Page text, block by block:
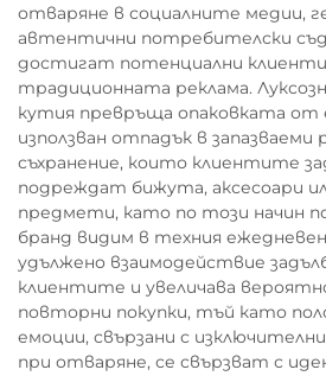
отваряне в социалните медии,
автентични потребителски
достигат потенциални
традиционната реклама.
кутия превръща опаковката от
използван отпадък в запазваеми
съхранение, които клиентите
подреждат бижута, аксесоари
предмети, като по този начин
бранд видим в техния
удължено взаимодействие
клиентите и увеличава
повторни покупки, тъй като
емоции, свързани с
при отваряне, се свързват с